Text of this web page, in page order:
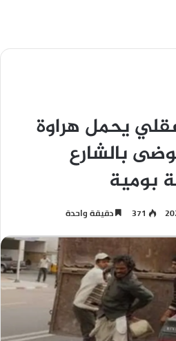
يحمل هراوة
بالشارع
بومية
371 دقيقة واحدة